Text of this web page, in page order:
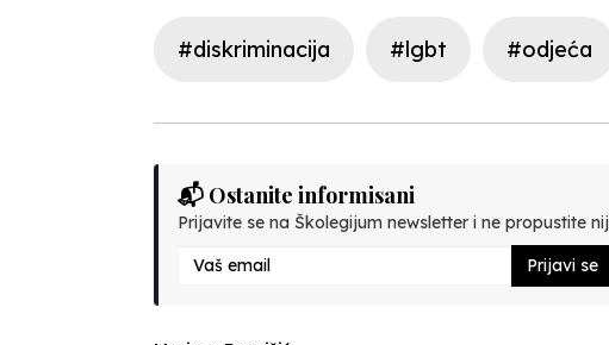
#diskriminacija #lgbt #odjeća
📬 Ostanite informisani
Prijavite se na Školegijum newsletter i ne propustite
Prijavi se